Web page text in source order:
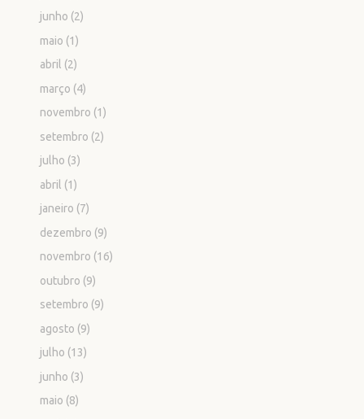
junho (2)
maio (1)
abril (2)
março (4)
novembro (1)
setembro (2)
julho (3)
abril (1)
janeiro (7)
dezembro (9)
novembro (16)
outubro (9)
setembro (9)
agosto (9)
julho (13)
junho (3)
maio (8)